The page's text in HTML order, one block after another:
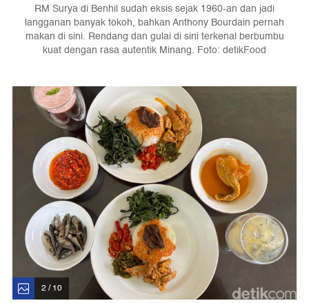
RM Surya di Benhil sudah eksis sejak 1960-an dan jadi
langganan banyak tokoh, bahkan Anthony Bourdain pernah
makan di sini. Rendang dan gulai di sini terkenal berbumbu
kuat dengan rasa autentik Minang. Foto: detikFood
2 / 10